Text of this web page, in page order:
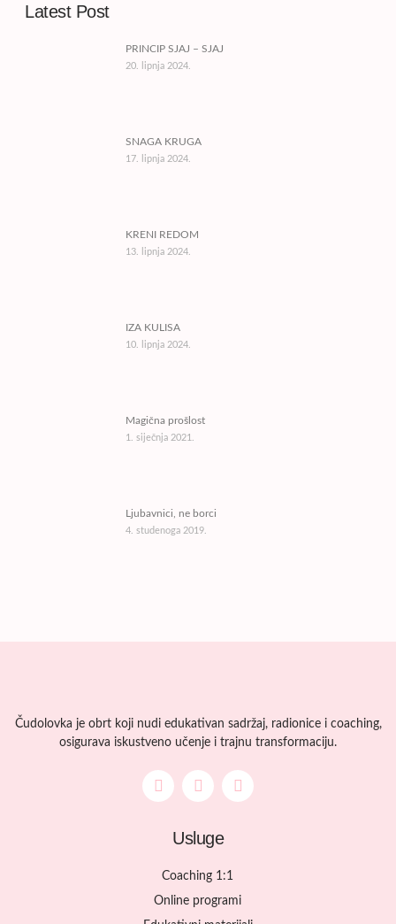
Latest Post
PRINCIP SJAJ – SJAJ
20. lipnja 2024.
SNAGA KRUGA
17. lipnja 2024.
KRENI REDOM
13. lipnja 2024.
IZA KULISA
10. lipnja 2024.
Magična prošlost
1. siječnja 2021.
Ljubavnici, ne borci
4. studenoga 2019.
Čudolovka je obrt koji nudi edukativan sadržaj, radionice i coaching,
osigurava iskustveno učenje i trajnu transformaciju.
Usluge
Coaching 1:1
Online programi